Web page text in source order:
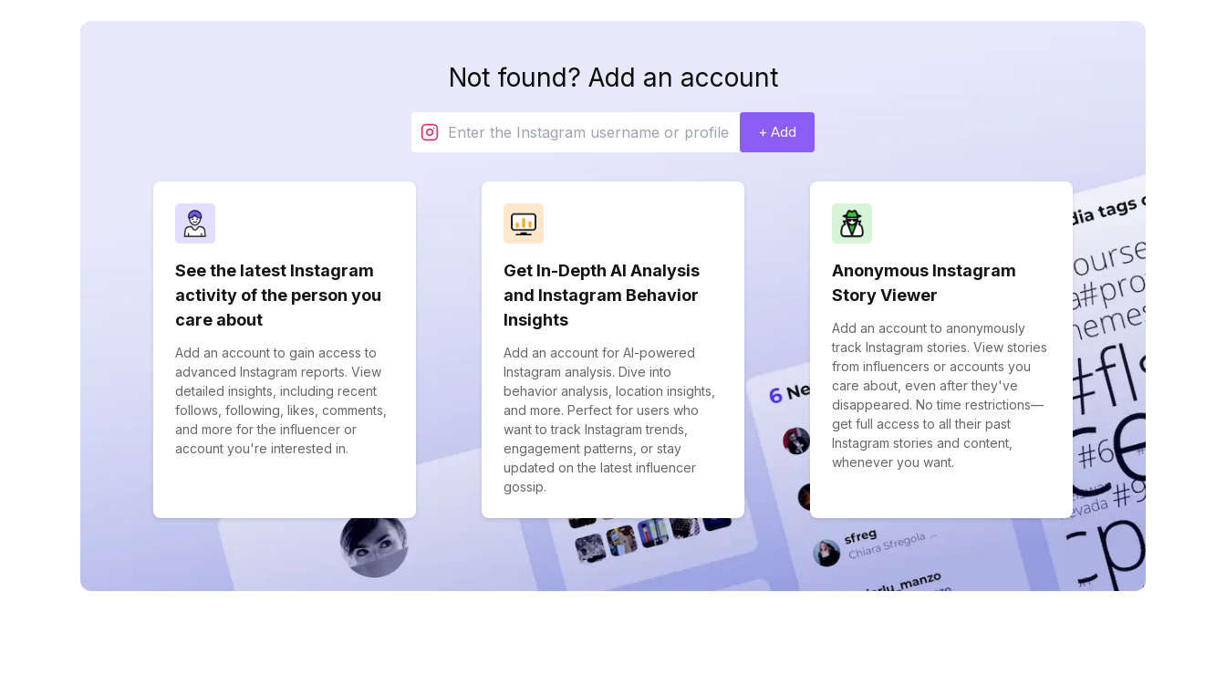
Not found? Add an account
+ Add
See the latest Instagram
activity of the person you
care about
Add an account to gain access to
advanced Instagram reports. View
detailed insights, including recent
follows, following, likes, comments,
and more for the influencer or
account you're interested in.
Get In-Depth AI Analysis
and Instagram Behavior
Insights
Add an account for AI-powered
Instagram analysis. Dive into
behavior analysis, location insights,
and more. Perfect for users who
want to track Instagram trends,
engagement patterns, or stay
updated on the latest influencer
gossip.
Anonymous Instagram
Story Viewer
Add an account to anonymously
track Instagram stories. View stories
from influencers or accounts you
care about, even after they've
disappeared. No time restrictions—
get full access to all their past
Instagram stories and content,
whenever you want.